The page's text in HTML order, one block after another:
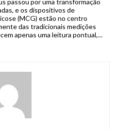
e os dispositivos de
(MCG) estão no centro
das tradicionais medições
apenas uma leitura pontual,